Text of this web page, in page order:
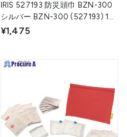
IRIS 527193 防災頭巾 BZN-300
シルバー BZN-300 (527193) 1個
▼512-5413
¥1,475